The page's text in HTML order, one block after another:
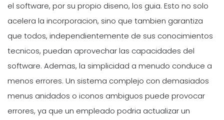
el software, por su propio diseno, los guia. Esto no solo
acelera la incorporacion, sino que tambien garantiza
que todos, independientemente de sus conocimientos
tecnicos, puedan aprovechar las capacidades del
software. Ademas, la simplicidad a menudo conduce a
menos errores. Un sistema complejo con demasiados
menus anidados o iconos ambiguos puede provocar
errores, ya que un empleado podria actualizar un